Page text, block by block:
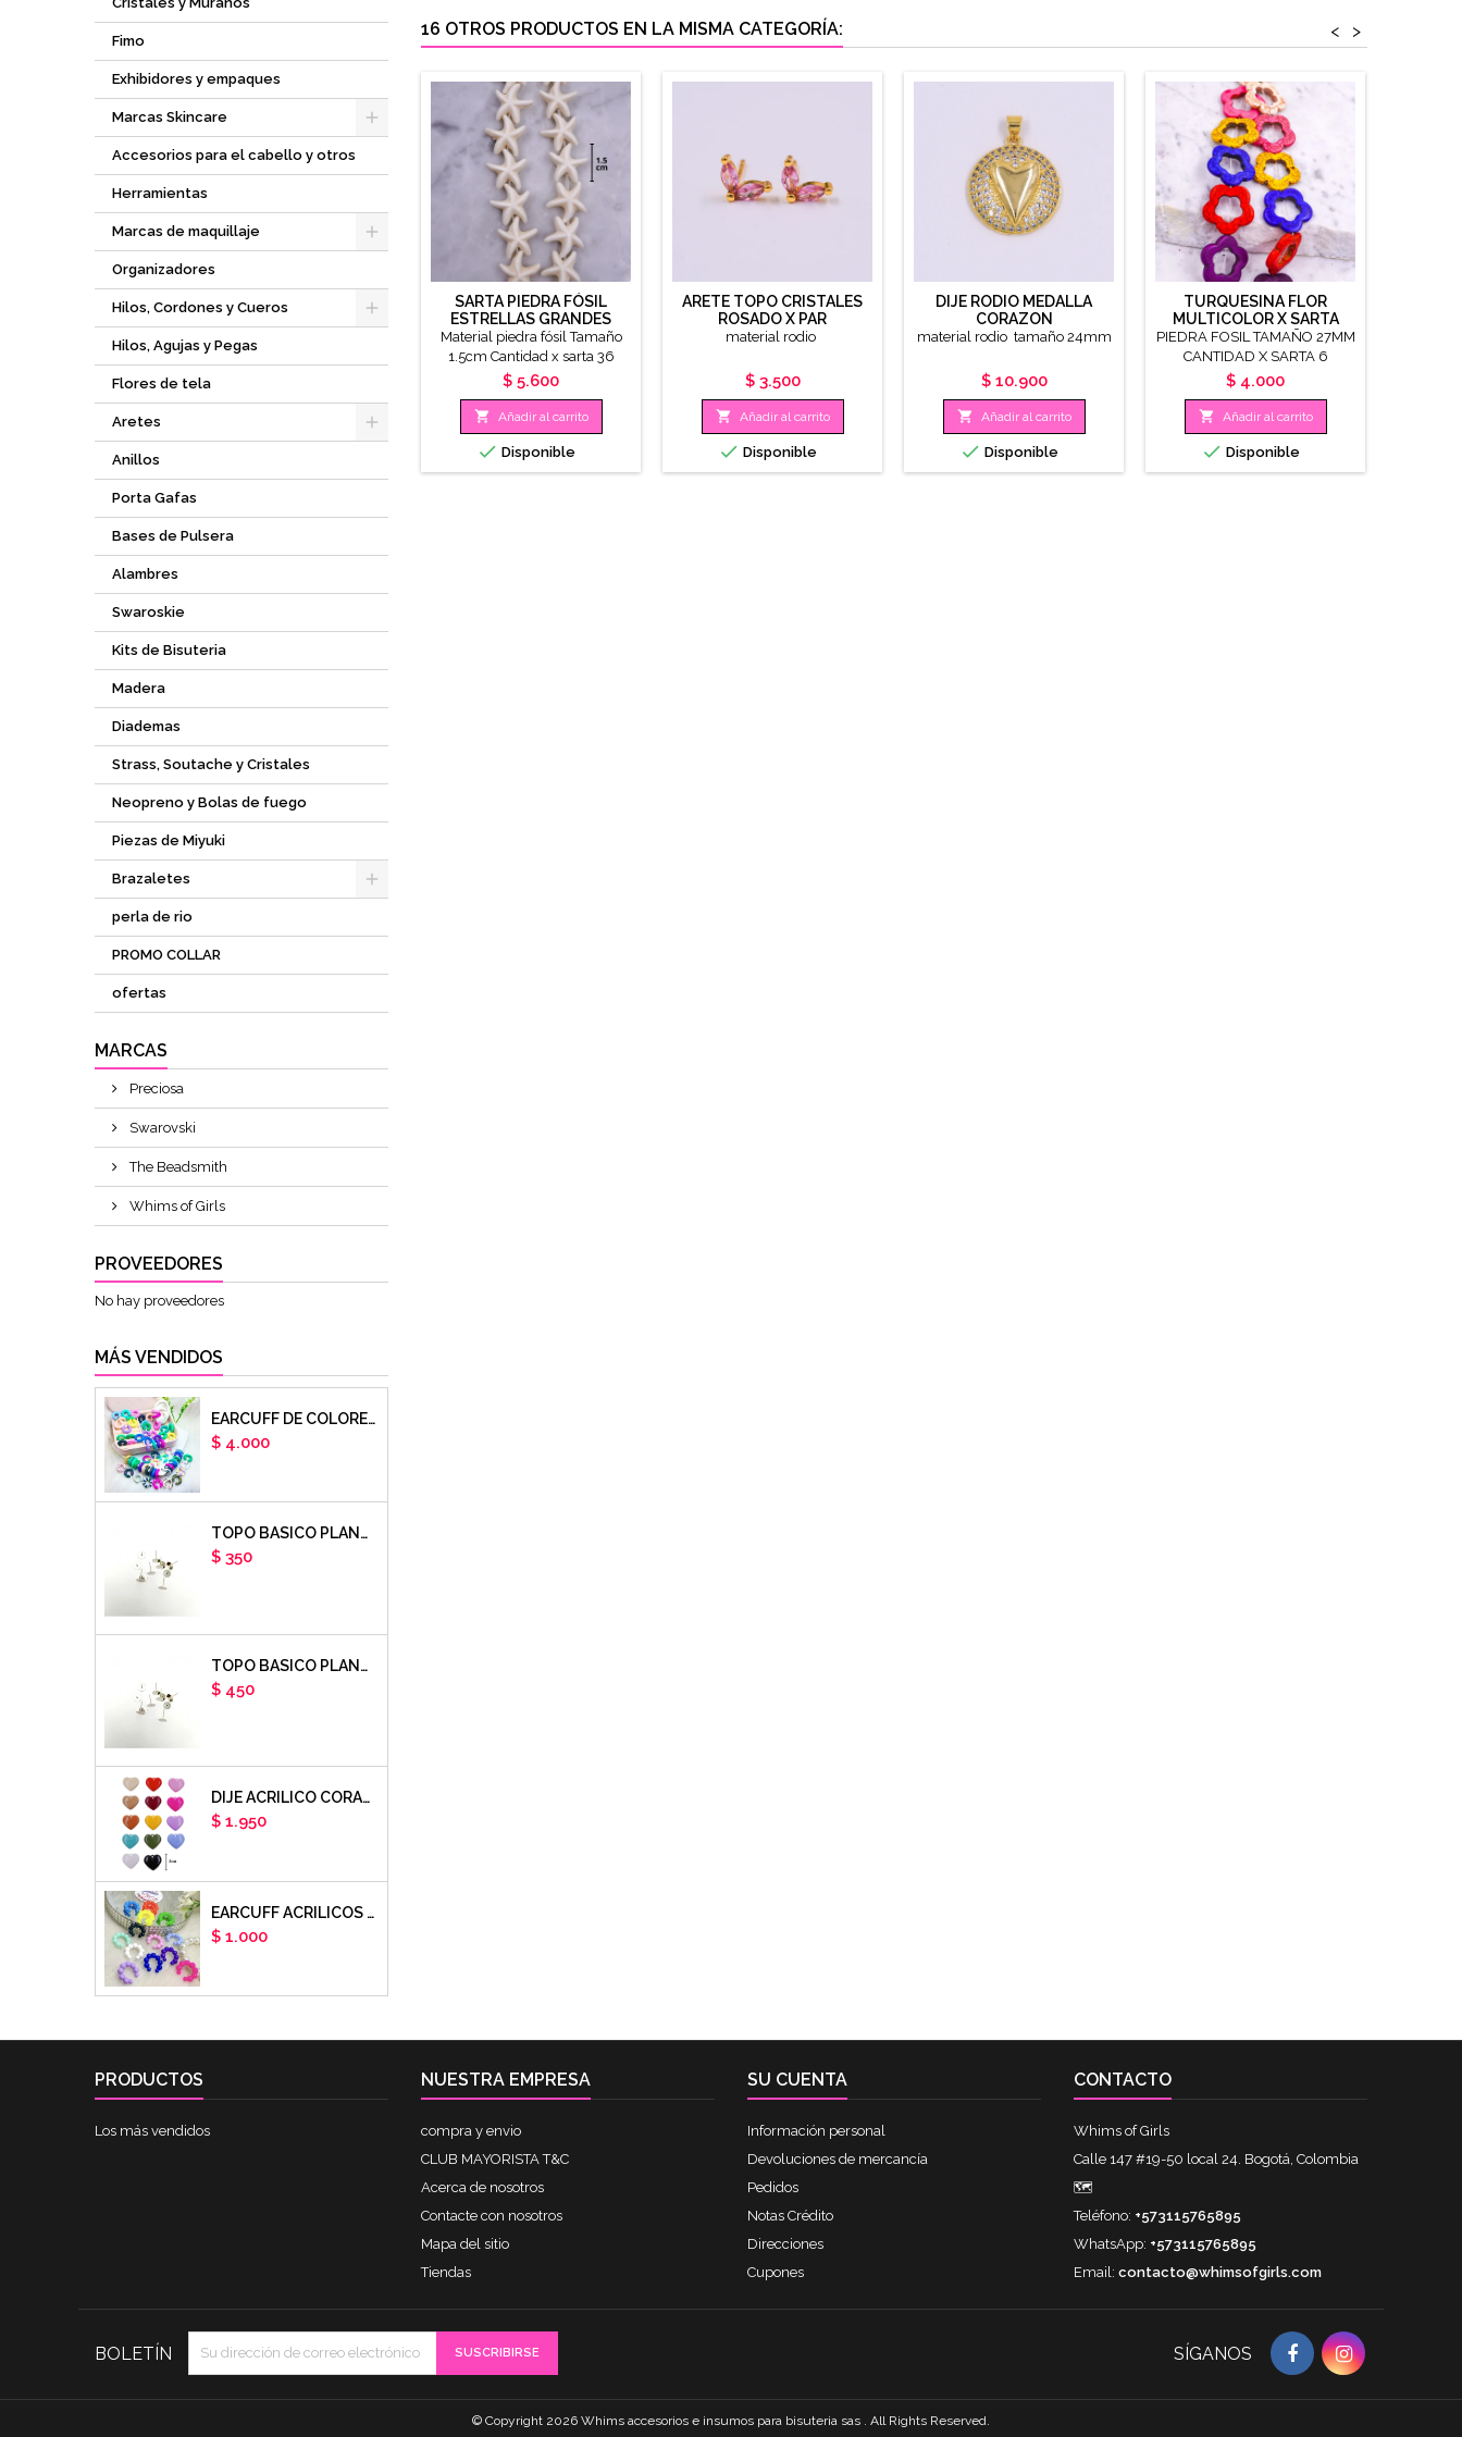
Fimo
Exhibidores y empaques
Marcas Skincare
Accesorios para el cabello y otros
Herramientas
Marcas de maquillaje
Organizadores
Hilos, Cordones y Cueros
Hilos, Agujas y Pegas
Flores de tela
Aretes
Anillos
Porta Gafas
Bases de Pulsera
Alambres
Swaroskie
Kits de Bisuteria
Madera
Diademas
Strass, Soutache y Cristales
Neopreno y Bolas de fuego
Piezas de Miyuki
Brazaletes
perla de rio
PROMO COLLAR
ofertas
MARCAS
Preciosa
Swarovski
The Beadsmith
Whims of Girls
PROVEEDORES
No hay proveedores
MÁS VENDIDOS
EARCUFF DE COLORES EN ARCILLA POLIMERICA X UNIDAD
Precio
$ 4.000
TOPO BASICO PLANO 6MM ACERO PLATEADO X PAR
Precio
$ 350
TOPO BASICO PLANO 8MM ACERO PLATEADO X PAR
Precio
$ 450
DIJE ACRILICO CORAZON LISO X UNIDAD
Precio
$ 1.950
EARCUFF ACRILICOS DE COLORES BALINES X UNIDAD
Precio
$ 1.000
16 OTROS PRODUCTOS EN LA MISMA CATEGORÍA: >
<
SARTA PIEDRA FÓSIL
ESTRELLAS GRANDES
Material piedra fósil Tamaño
1.5cm Cantidad x sarta 36
aproximadamente
Precio
$ 5.600
 Añadir al carrito
 Disponible
ARETE TOPO CRISTALES
ROSADO X PAR
material rodio
Precio
$ 3.500
 Añadir al carrito
 Disponible
DIJE RODIO MEDALLA
CORAZON
material rodio tamaño 24mm
Precio
$ 10.900
 Añadir al carrito
 Disponible
TURQUESINA FLOR
MULTICOLOR X SARTA
PIEDRA FOSIL TAMAÑO 27MM
CANTIDAD X SARTA 6
UNIDADES
Precio
$ 4.000
 Añadir al carrito
 Disponible
PRODUCTOS
Los más vendidos
NUESTRA EMPRESA
compra y envio
CLUB MAYORISTA T&C
Acerca de nosotros
Contacte con nosotros
Mapa del sitio
Tiendas
SU CUENTA
Información personal
Devoluciones de mercancía
Pedidos
Notas Crédito
Direcciones
Cupones
CONTACTO
Whims of Girls
Calle 147 #19-50 local 24. Bogotá, Colombia
🗺
Teléfono: +573115765895
WhatsApp: +573115765895
Email: contacto@whimsofgirls.com
BOLETÍN SÍGANOS
© Copyright 2026 Whims accesorios e insumos para bisuteria sas . All Rights Reserved.